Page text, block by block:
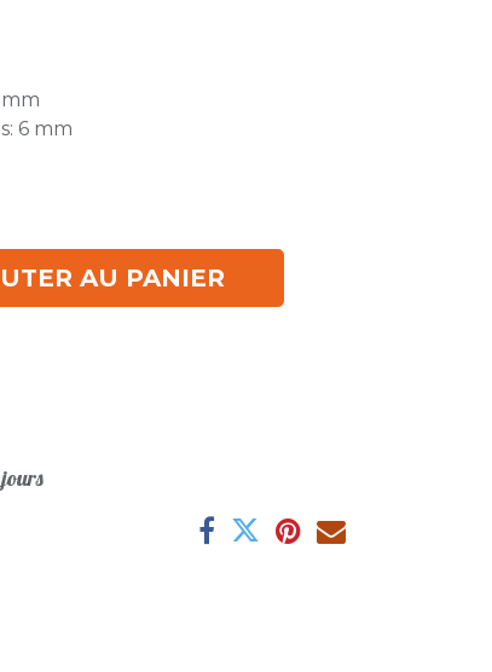
6 mm
AU PANIER